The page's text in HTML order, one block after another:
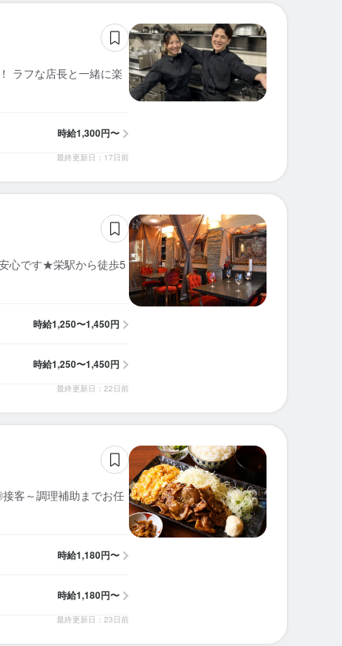
ラフな店長と一緒に楽
時給1,300円〜
最終更新日：17日前
心です★栄駅から徒歩5
時給1,250〜1,450円
時給1,250〜1,450円
最終更新日：22日前
客～調理補助までお任
時給1,180円〜
時給1,180円〜
最終更新日：23日前